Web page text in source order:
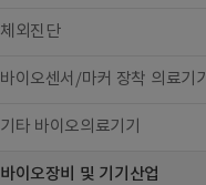
체외진단
바이오센서/마커 장착 의료기기
기타 바이오의료기기
바이오장비 및 기기산업